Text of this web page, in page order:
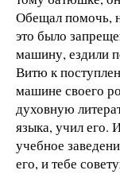
Обещал помочь,
это было
машину, ездили
Витю к
машине своего
духовную
языка, учил его.
учебное
его, и тебе